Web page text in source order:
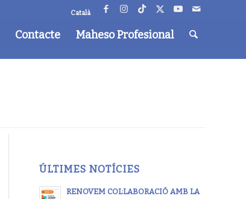
Català
Contacte Maheso Profesional
ÚLTIMES NOTÍCIES
RENOVEM COL·LABORACIÓ AMB LA